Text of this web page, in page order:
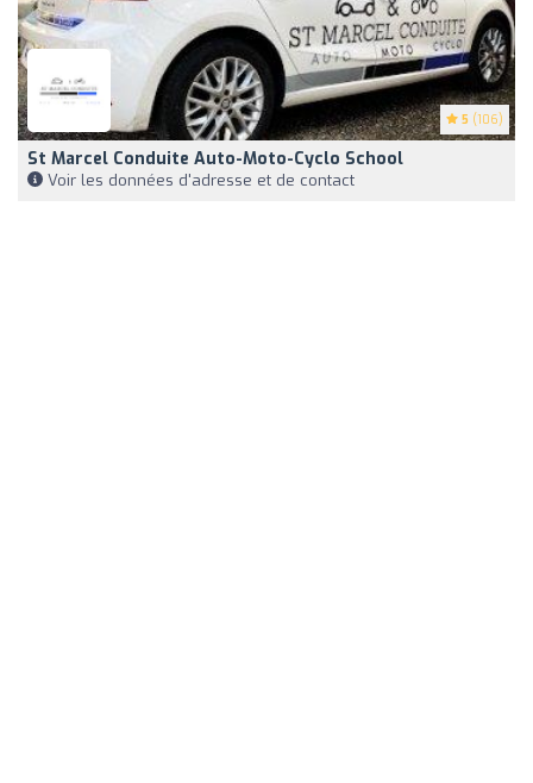
5 (106)
St Marcel Conduite Auto-Moto-Cyclo School
Voir les données d'adresse et de contact